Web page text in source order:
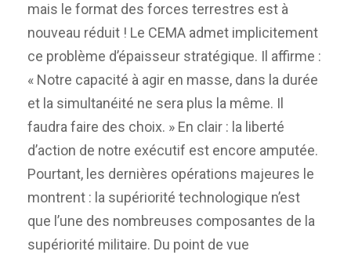
mais le format des forces terrestres est à
nouveau réduit ! Le CEMA admet implicitement
ce problème d’épaisseur stratégique. Il affirme :
« Notre capacité à agir en masse, dans la durée
et la simultanéité ne sera plus la même. Il
faudra faire des choix. » En clair : la liberté
d’action de notre exécutif est encore amputée.
Pourtant, les dernières opérations majeures le
montrent : la supériorité technologique n’est
que l’une des nombreuses composantes de la
supériorité militaire. Du point de vue